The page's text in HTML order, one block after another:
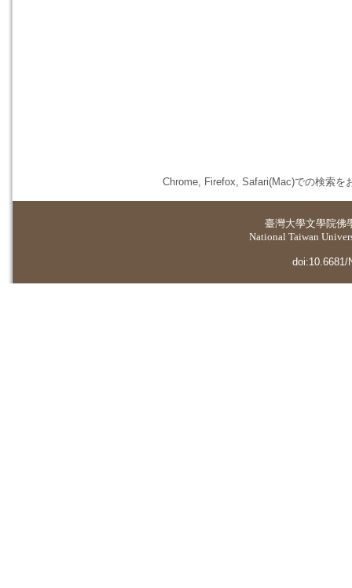
Chrome, Firefox, Safari(Mac)での検索を
臺灣大學文學院佛
National Taiwan
doi:10.6681/